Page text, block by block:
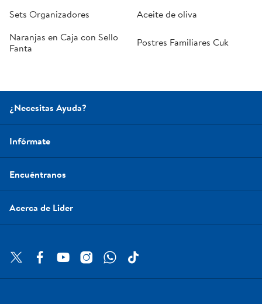
Sets Organizadores
Aceite de oliva
Naranjas en Caja con Sello
Fanta
Postres Familiares Cuk
¿Necesitas Ayuda?
Infórmate
Encuéntranos
Acerca de Lider